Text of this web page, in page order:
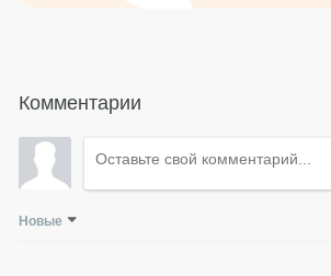
Комментарии
Новые